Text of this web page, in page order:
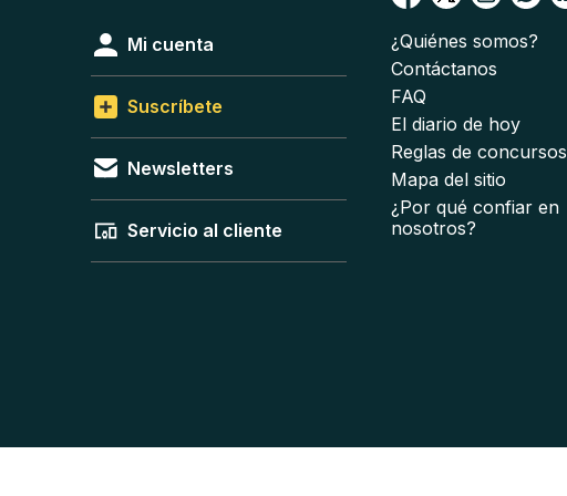
Mi cuenta
Suscríbete
Newsletters
Servicio al cliente
¿Quiénes somos?
Contáctanos
FAQ
El diario de hoy
Reglas de concursos
Mapa del sitio
¿Por qué confiar en
nosotros?